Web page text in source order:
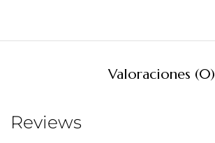
Valoraciones (0)
Reviews